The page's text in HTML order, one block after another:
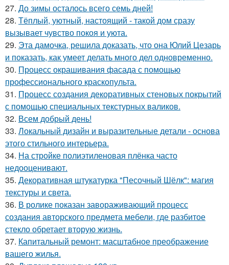
27. До зимы осталось всего семь дней!
28. Тёплый, уютный, настоящий - такой дом сразу
вызывает чувство покоя и уюта.
29. Эта дамочка, решила доказать, что она Юлий Цезарь
и показать, как умеет делать много дел одновременно.
30. Процесс окрашивания фасада с помощью
профессионального краскопульта.
31. Процесс создания декоративных стеновых покрытий
с помощью специальных текстурных валиков.
32. Всем добрый день!
33. Локальный дизайн и выразительные детали - основа
этого стильного интерьера.
34. На стройке полиэтиленовая плёнка часто
недооценивают.
35. Декоративная штукатурка "Песочный Шёлк": магия
текстуры и света.
36. В ролике показан завораживающий процесс
создания авторского предмета мебели, где разбитое
стекло обретает вторую жизнь.
37. Капитальный ремонт: масштабное преображение
вашего жилья.